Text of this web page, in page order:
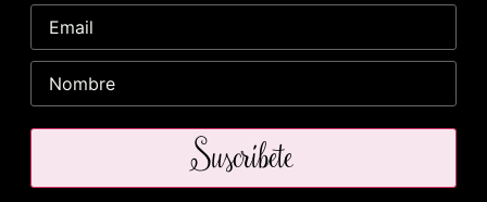
Suscríbete